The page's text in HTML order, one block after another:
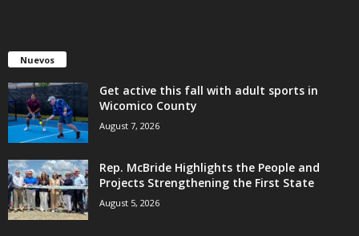
Nuevos
Get active this fall with adult sports in
Wicomico County
August 7, 2026
Rep. McBride Highlights the People and
Projects Strengthening the First State
August 5, 2026